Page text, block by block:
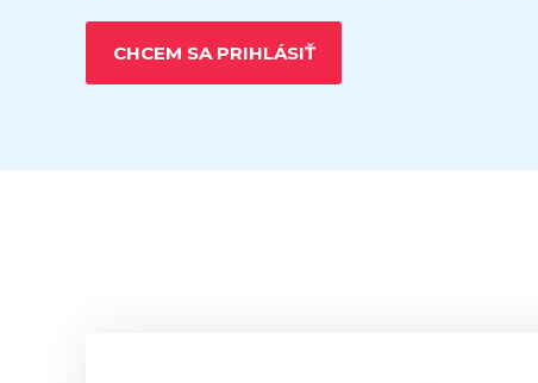
CHCEM SA PRIHLÁSIŤ